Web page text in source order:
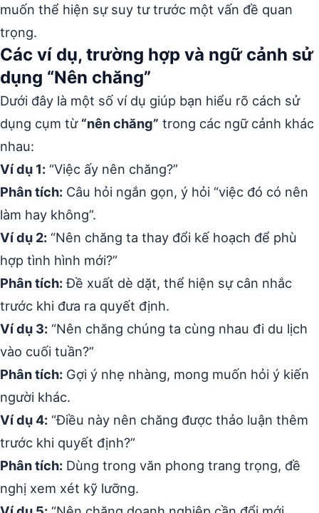
muốn thể hiện sự suy tư trước một vấn đề quan
trọng.
Các ví dụ, trường hợp và ngữ cảnh sử
dụng “Nên chăng”
Dưới đây là một số ví dụ giúp bạn hiểu rõ cách sử
dụng cụm từ “nên chăng” trong các ngữ cảnh khác
nhau:
Ví dụ 1: “Việc ấy nên chăng?”
Phân tích: Câu hỏi ngắn gọn, ý hỏi “việc đó có nên
làm hay không”.
Ví dụ 2: “Nên chăng ta thay đổi kế hoạch để phù
hợp tình hình mới?”
Phân tích:Đề xuất dè dặt, thể hiện sự cân nhắc
trước khi đưa ra quyết định.
Ví dụ 3: “Nên chăng chúng ta cùng nhau đi du lịch
vào cuối tuần?”
Phân tích: Gợi ý nhẹ nhàng, mong muốn hỏi ý kiến
người khác.
Ví dụ 4: “Điều này nên chăng được thảo luận thêm
trước khi quyết định?”
Phân tích: Dùng trong văn phong trang trọng, đề
nghị xem xét kỹ lưỡng.